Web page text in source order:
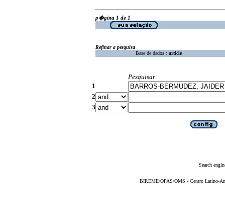
p�gina 1 de 1
Refinar a pesquisa
Base de dados : article
Pesquisar
1
2
3
Search
BIREME/OPAS/OMS - Centro Latino-